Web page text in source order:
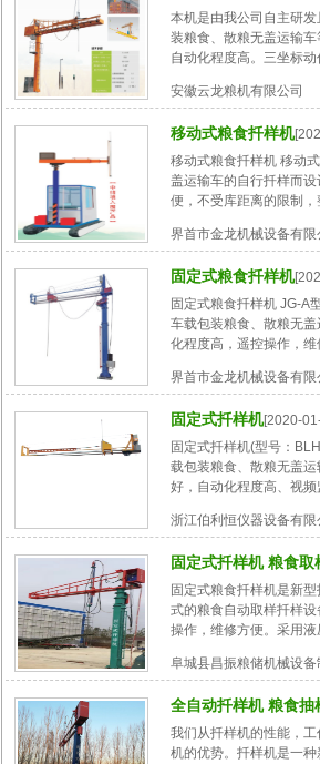
本机是由我公司自主研
装粮食、散粮无盖运输
自动化程度高。三坐标
安徽云龙粮机有限公司
移动式粮食扦样机
移动式粮食扦样机 移动
盖运输车的自行扦样而
便，不受库距离的限制
界首市金龙机械设备有限
固定式粮食扦样机
固定式粮食扦样机 JG-A
车载包装粮食、散粮无
化程度高，遥控操作，
界首市金龙机械设备有限
固定式扦样机[2020-
固定式扦样机(型号：
载包装粮食、散粮无盖
好，自动化程度高、视
浙江伯利恒仪器设备有限
固定式扦样机 粮食
固定式粮食扦样机是新
式的粮食自动取样扦样
操作，维修方便。采用
阜城县昌振粮储机械设备
全自动扦样机 粮食抽
我们从扦样机的性能，
机的优势。扦样机是一